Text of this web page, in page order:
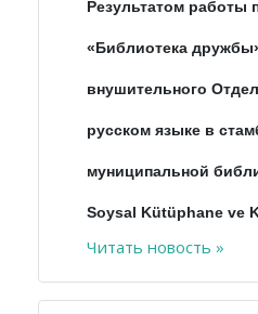
Результатом работы
«Библиотека
внушительного
русском языке в
муниципальной
Soysal Kütüphane ve
Читать новость »